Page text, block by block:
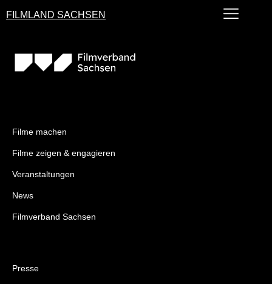
FILMLAND SACHSEN
Filme machen
Filme zeigen & engagieren
Veranstaltungen
News
Filmverband Sachsen
Presse